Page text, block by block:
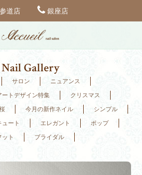
道店 銀座店
Nail Gallery
サロン
ニュアンス
ートデザイン特集
クリスマス
今月の新作ネイル
シンプル
ュート エレガント
ポップ
ット
ブライダル